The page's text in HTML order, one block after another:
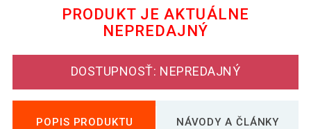
PRODUKT JE AKTUÁLNE
NEPREDAJNÝ
DOSTUPNOSŤ: NEPREDAJNÝ
POPIS PRODUKTU NÁVODY A ČLÁNKY